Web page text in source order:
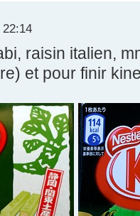
raisin italien,
et pour finir